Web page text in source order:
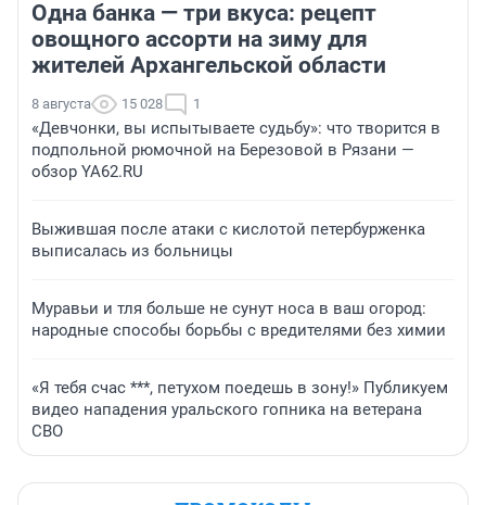
Одна банка — три вкуса: рецепт
овощного ассорти на зиму для
жителей Архангельской области
8 августа 15 028 1
«Девчонки, вы испытываете судьбу»: что творится в
подпольной рюмочной на Березовой в Рязани —
обзор YA62.RU
Выжившая после атаки с кислотой петербурженка
выписалась из больницы
Муравьи и тля больше не сунут носа в ваш огород:
народные способы борьбы с вредителями без химии
«Я тебя счас ***, петухом поедешь в зону!» Публикуем
видео нападения уральского гопника на ветерана
СВО